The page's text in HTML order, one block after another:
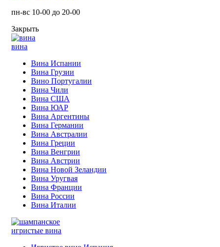
пн-вс 10-00 до 20-00
Закрыть
вина
Вина Испании
Вина Грузии
Вино Португалии
Вина Чили
Вина США
Вина ЮАР
Вина Аргентины
Вина Германии
Вина Австралии
Вина Греции
Вина Венгрии
Вина Австрии
Вина Новой Зеландии
Вина Уругвая
Вина Франции
Вина России
Вина Италии
игристые вина